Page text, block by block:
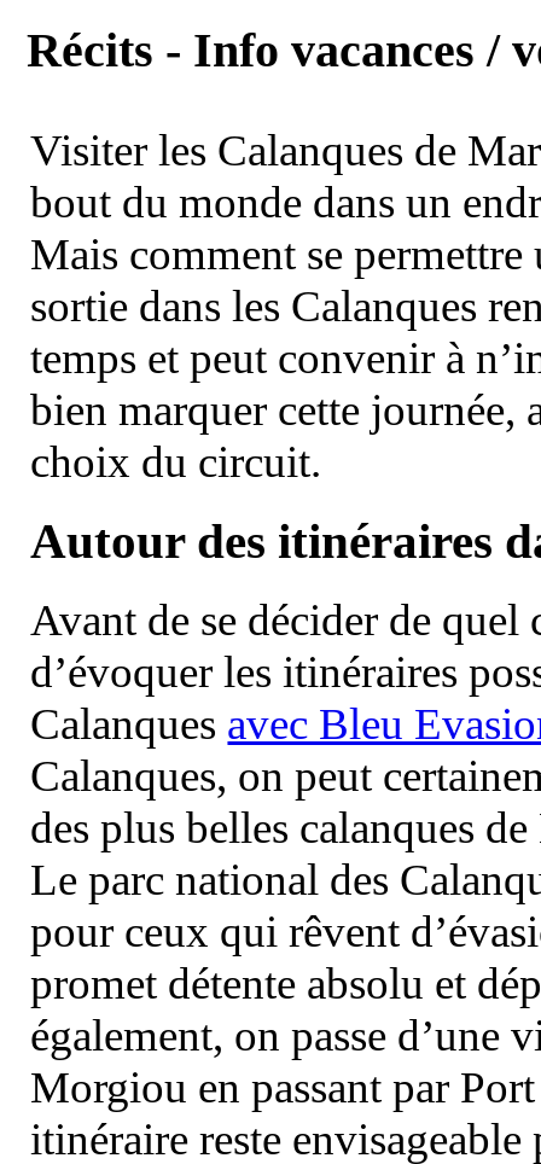
Récits - Info vacances /
Visiter les Calanques de
bout du monde dans un
Mais comment se permettre
sortie dans les Calanques
temps et peut convenir à
bien marquer cette journée,
choix du circuit.
Autour des itinéraires
Avant de se décider de
d’évoquer les itinéraires
Calanques avec Bleu
Calanques, on peut
des plus belles calanques
Le parc national des
pour ceux qui rêvent
promet détente absolu et
également, on passe d’une
Morgiou en passant par
itinéraire reste